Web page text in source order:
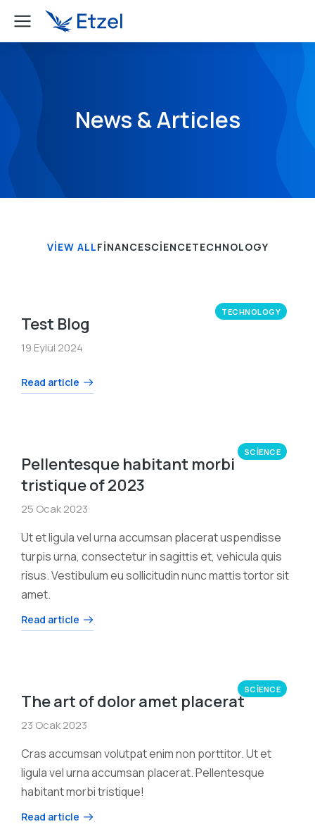
News & Articles
VIEW ALLFINANCESCIENCETECHNOLOGY
TECHNOLOGY
Test Blog
19 Eylül 2024
Read article
SCIENCE
Pellentesque habitant morbi
tristique of 2023
25 Ocak 2023
Ut et ligula vel urna accumsan placerat uspendisse
turpis urna, consectetur in sagittis et, vehicula quis
risus. Vestibulum eu sollicitudin nunc mattis tortor sit
amet.
Read article
SCIENCE
The art of dolor amet placerat
23 Ocak 2023
Cras accumsan volutpat enim non porttitor. Ut et
ligula vel urna accumsan placerat. Pellentesque
habitant morbi tristique!
Read article